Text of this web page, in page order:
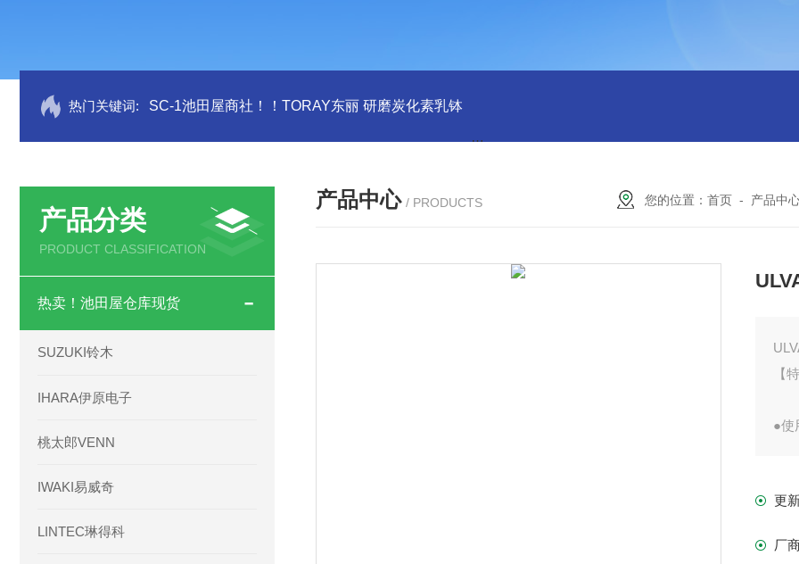
热门关键词: SC-1池田屋商社！！TORAY东丽 研磨炭化素乳钵 AGB-K-0.2-C01-H03池田屋！！TORAY东丽 TZP
产品分类
PRODUCT CLASSIFICATION
热卖！池田屋仓库现货
SUZUKI铃木
IHARA伊原电子
桃太郎VENN
IWAKI易威奇
LINTEC琳得科
产品中心 / PRODUCTS 您的位置：首页 - 产品中
【
●使
式
更
厂